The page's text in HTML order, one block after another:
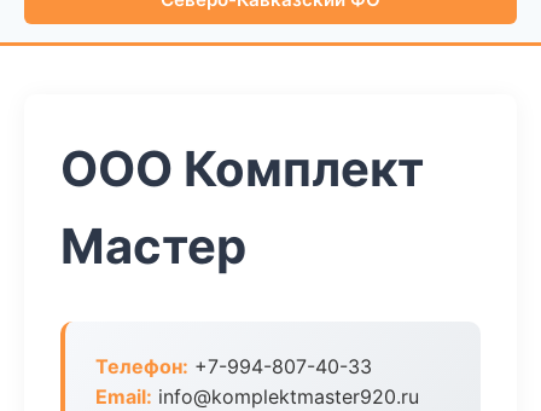
ООО Комплект
Мастер
Телефон: +7-994-807-40-33
Email: info@komplektmaster920.ru